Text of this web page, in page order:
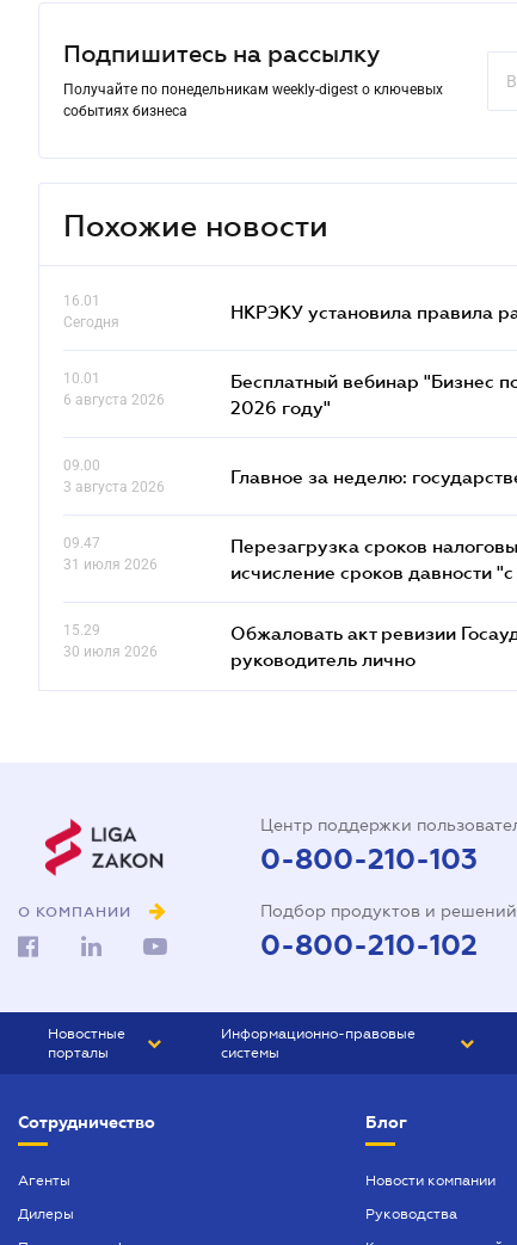
Подпишитесь на рассылку
Получайте по понедельникам weekly-digest о ключевых
событиях бизнеса
Похожие новости
16.01
Сегодня
НКРЭКУ установила правила
10.01
6 августа 2026
Бесплатный вебинар "Бизнес
2026 году"
09.00
3 августа 2026
Главное за неделю:
09.47
31 июля 2026
Перезагрузка сроков
исчисление сроков давности "с
15.29
30 июля 2026
Обжаловать акт ревизии
руководитель лично
О КОМПАНИИ
Центр поддержки
0-800-210-103
Подбор продуктов и решений
0-800-210-102
Новостные
порталы
БИЗНЕС
Информационно-правовые
системы
БУХГАЛТЕР ПРОФ
Сотрудничество
Агенты
Дилеры
Блог
Новости компании
Руководства